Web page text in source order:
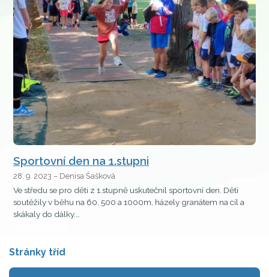
Sportovní den na 1.stupni
28. 9. 2023 – Denisa Šašková
Ve středu se pro děti z 1.stupně uskutečnil sportovní den. Děti
soutěžily v běhu na 60, 500 a 1000m, házely granátem na cíl a
skákaly do dálky.…
Stránky tříd